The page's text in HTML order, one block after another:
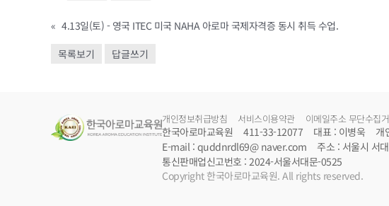
« 4.13일(토) - 영국 ITEC 미국 NAHA 아로마 국제자격증 동시 취득 수업.
목록보기
답글쓰기
개인정보취급방침 서비스이용약관 이메일주소 무단수집
한국아로마교육원 411-33-12077 대표 : 이병욱
개
E-mail : quddnrdl69@ naver.com
주소 : 서울시 서
통신판매업신고번호 : 2024-서울서대문-0525
Copyright 한국아로마교육원. All rights reserved.